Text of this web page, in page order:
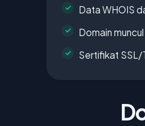
Data WHOIS
Domain
Sertifikat SSL/